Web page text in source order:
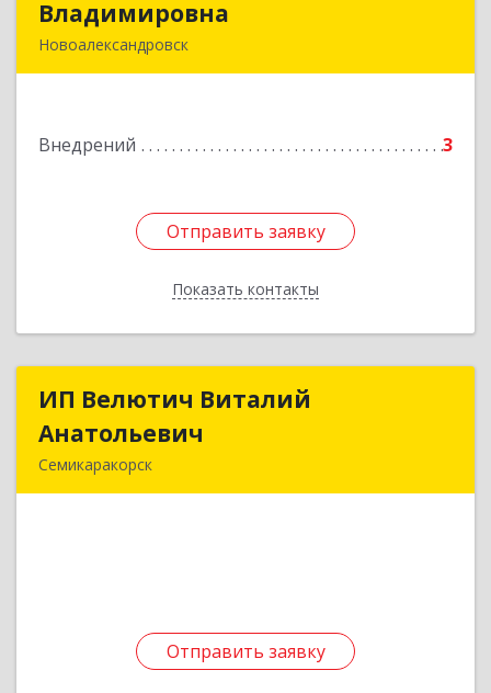
Владимировна
Новоалександровск
Внедрений 3
Отправить заявку
Показать контакты
Подробнее
Отправить заявку
Назад
ИП Велютич Виталий
Анатольевич
Семикаракорск
Отправить заявку
ИП Велютич Виталий
Отправить заявку